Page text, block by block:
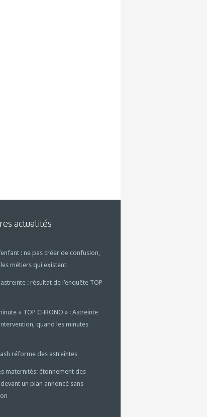
actualités
: ne pas créer de confusion,
métiers qui existent
: résultat de l’enquête TOP
« TOP CHRONO » : Astreinte
quand les minutes
réforme des astreintes
maternités: étonnement des
un plan annoncé sans